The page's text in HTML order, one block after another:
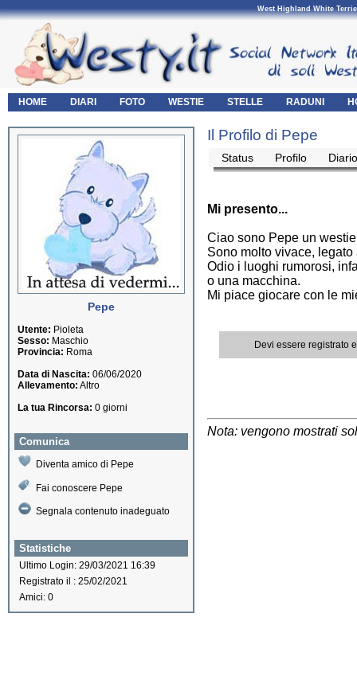
West Highland White
HOME DIARI FOTO WESTIE STELLE RADUNI
Pepe
Utente: Pioleta
Sesso: Maschio
Provincia: Roma
Data di Nascita: 06/06/2020
Allevamento: Altro
La tua Rincorsa: 0 giorni
Comunica
Diventa amico di Pepe
Fai conoscere Pepe
Segnala contenuto inadeguato
Statistiche
Ultimo Login: 29/03/2021 16:39
Registrato il : 25/02/2021
Amici: 0
Il Profilo di Pepe
Status Profilo Diario
Mi presento...
Ciao sono Pepe un
Sono molto vivace,
Odio i luoghi rumorosi,
o una macchina.
Mi piace giocare con le
Devi essere registrato
Nota: vengono mostrati